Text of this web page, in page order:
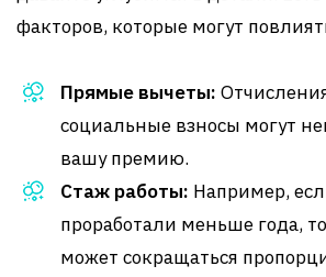
факторов, которые могут
Прямые вычеты:
социальные взносы могут
вашу премию.
Стаж работы: Например,
проработали меньше года,
может сокращаться